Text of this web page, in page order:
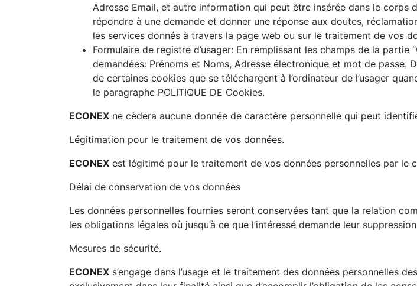
Adresse Email, et autre information qui peut être insérée dans le corps
répondre à une demande et donner une réponse aux doutes,
les services donnés à travers la page web ou sur le traitement de vos
Formulaire de registre d’usager: En remplissant les champs de la
demandées: Prénoms et Noms, Adresse électronique et mot de passe.
de certaines cookies que se téléchargent à l’ordinateur de l’usager
le paragraphe POLITIQUE DE Cookies.
ECONEX ne cèdera aucune donnée de caractère personnelle qui peut
Légitimation pour le traitement de vos données.
ECONEX est légitimé pour le traitement de vos données personnelles par le
Délai de conservation de vos données
Les données personnelles fournies seront conservées tant que la relation
les obligations légales où jusqu’à ce que l’intéressé demande leur
Mesures de sécurité.
ECONEX s’engage dans l’usage et le traitement des données personnelles